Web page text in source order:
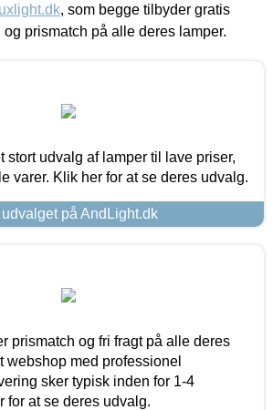
, som begge tilbyder gratis
prismatch på alle deres lamper.
stort udvalg af lamper til lave priser,
varer. Klik her for at se deres udvalg.
på AndLight.dk
prismatch og fri fragt på alle deres
webshop med professionel
sker typisk inden for 1-4
for at se deres udvalg.